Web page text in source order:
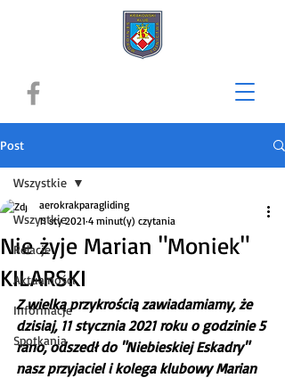
Post
Wszystkie
Relacje
Aktualności
Informacje
Spotkania
Wszystkie
Nie żyje Marian "Moniek"
KILARSKI
aerokrakparagliding
11 sty 2021 4 minut(y) czytania
Z wielką przykrością zawiadamiamy, że
dzisiaj, 11 stycznia 2021 roku o godzinie 5
rano, odszedł do "Niebieskiej Eskadry"
nasz przyjaciel i kolega klubowy Marian